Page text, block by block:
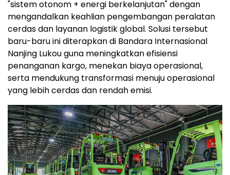
"sistem otonom + energi berkelanjutan" dengan
mengandalkan keahlian pengembangan peralatan
cerdas dan layanan logistik global. Solusi tersebut
baru-baru ini diterapkan di Bandara Internasional
Nanjing Lukou guna meningkatkan efisiensi
penanganan kargo, menekan biaya operasional,
serta mendukung transformasi menuju operasional
yang lebih cerdas dan rendah emisi.